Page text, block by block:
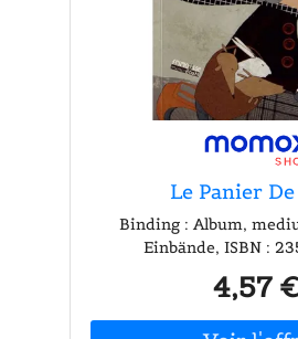
en ferriteMatériau du
acoustique du grave (1,5")
2,52 kg
Le Panier
Binding : Album,
Einbände, ISBN :
4,57